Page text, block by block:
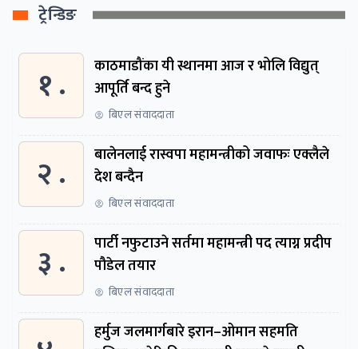
ट्रेन्डिङ
१ .
काठमाडौंका यी स्थानमा आज र भोलि विद्युत्
आपूर्ति बन्द हुने
बिएल संवाददाता
२ .
बालेनलाई रास्वपा महामन्त्रीको जवाफः एक्लैले
देश बन्दैन
बिएल संवाददाता
३ .
पार्टी नफुटाउने सर्तमा महामन्त्री पद त्याग्न प्रदीप
पौडेल तयार
बिएल संवाददाता
हर्मुज जलमार्गबारे इरान–ओमान सहमति